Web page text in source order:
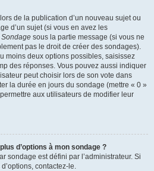
de la publication d’un nouveau sujet ou
d’un sujet (si vous en avez les
Sondage sous la partie message (si vous ne
pas le droit de créer des sondages).
moins deux options possibles, saisissez
des réponses. Vous pouvez aussi indiquer
peut choisir lors de son vote dans
la durée en jours du sondage (mettre « 0 »
aux utilisateurs de modifier leur
d’options à mon sondage ?
sondage est défini par l’administrateur. Si
contactez-le.